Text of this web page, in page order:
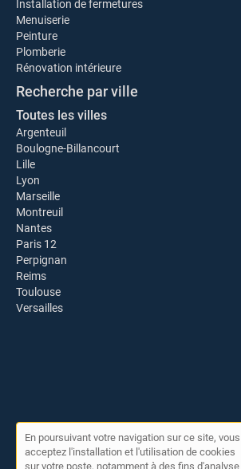
Installation de fermetures
Menuiserie
Peinture
Plomberie
Rénovation intérieure
Recherche par ville
Toutes les villes
Argenteuil
Boulogne-Billancourt
Lille
Lyon
Marseille
Montreuil
Nantes
Paris 12
Perpignan
Reims
Toulouse
Versailles
© Rénovation Service 2026 |Plan du site |
Contact
En poursuivant votre navigation sur ce site, vous
acceptez l'installation et l'utilisation de cookies
sur votre poste, notamment à des fins d'analyse